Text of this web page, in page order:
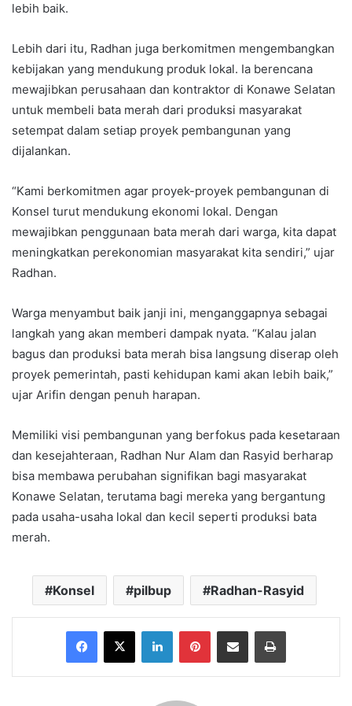
lebih baik.
Lebih dari itu, Radhan juga berkomitmen mengembangkan
kebijakan yang mendukung produk lokal. Ia berencana
mewajibkan perusahaan dan kontraktor di Konawe Selatan
untuk membeli bata merah dari produksi masyarakat
setempat dalam setiap proyek pembangunan yang
dijalankan.
“Kami berkomitmen agar proyek-proyek pembangunan di
Konsel turut mendukung ekonomi lokal. Dengan
mewajibkan penggunaan bata merah dari warga, kita dapat
meningkatkan perekonomian masyarakat kita sendiri,” ujar
Radhan.
Warga menyambut baik janji ini, menganggapnya sebagai
langkah yang akan memberi dampak nyata. “Kalau jalan
bagus dan produksi bata merah bisa langsung diserap oleh
proyek pemerintah, pasti kehidupan kami akan lebih baik,”
ujar Arifin dengan penuh harapan.
Memiliki visi pembangunan yang berfokus pada kesetaraan
dan kesejahteraan, Radhan Nur Alam dan Rasyid berharap
bisa membawa perubahan signifikan bagi masyarakat
Konawe Selatan, terutama bagi mereka yang bergantung
pada usaha-usaha lokal dan kecil seperti produksi bata
merah.
Konsel pilbup Radhan-Rasyid
Facebook
X LinkedInPinterestShare via Email Print